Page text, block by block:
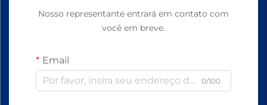
Nosso representante entrará em contato com
você em breve.
Email
0/100